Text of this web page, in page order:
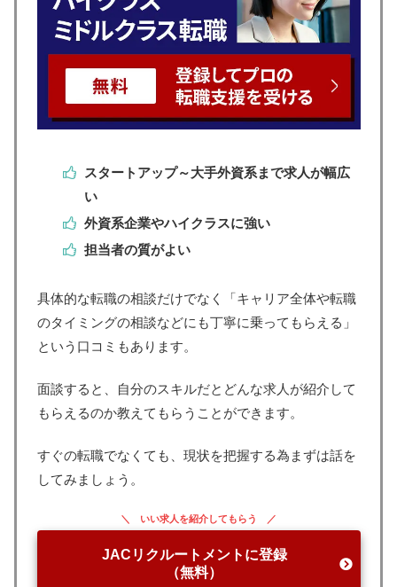
スタートアップ～大手外資系まで求人が幅広
い
外資系企業やハイクラスに強い
担当者の質がよい
具体的な転職の相談だけでなく「キャリア全体や転職
のタイミングの相談などにも丁寧に乗ってもらえる」
という口コミもあります。
面談すると、自分のスキルだとどんな求人が紹介して
もらえるのか教えてもらうことができます。
すぐの転職でなくても、現状を把握する為まずは話を
してみましょう。
いい求人を紹介してもらう
JACリクルートメントに登録
（無料）